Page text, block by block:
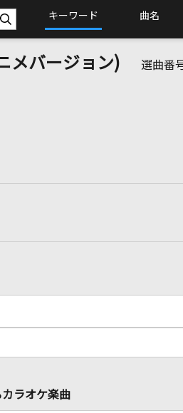
キーワード 曲名
メバージョン) 選曲番
ラオケ楽曲